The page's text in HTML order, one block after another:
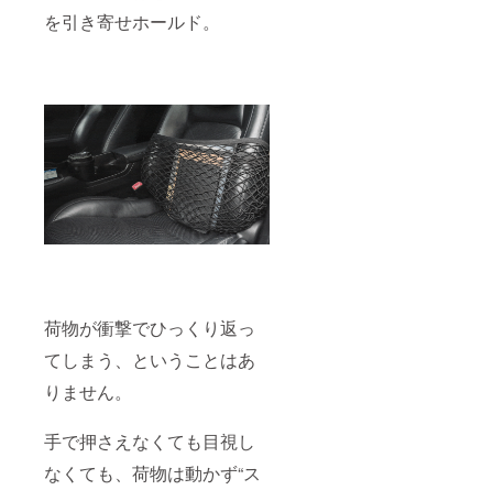
を引き寄せホールド。
荷物が衝撃でひっくり返っ
てしまう、ということはあ
りません。
手で押さえなくても目視し
なくても、荷物は動かず“ス